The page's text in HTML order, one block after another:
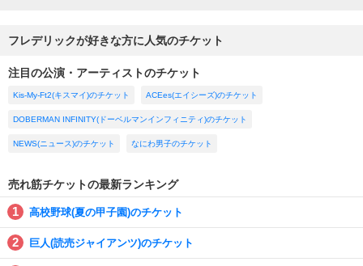
フレデリックが好きな方に人気のチケット
注目の公演・アーティストのチケット
Kis-My-Ft2(キスマイ)のチケット ACEes(エイシーズ)のチケット
DOBERMAN INFINITY(ドーベルマンインフィニティ)のチケット
NEWS(ニュース)のチケット なにわ男子のチケット
売れ筋チケットの最新ランキング
高校野球(夏の甲子園)のチケット
巨人(読売ジャイアンツ)のチケット